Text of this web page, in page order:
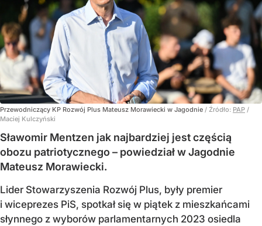
Przewodniczący KP Rozwój Plus Mateusz Morawiecki w Jagodnie / Źródło: PAP /
Maciej Kulczyński
Sławomir Mentzen jak najbardziej jest częścią
obozu patriotycznego – powiedział w Jagodnie
Mateusz Morawiecki.
Lider Stowarzyszenia Rozwój Plus, były premier
i wiceprezes PiS, spotkał się w piątek z mieszkańcami
słynnego z wyborów parlamentarnych 2023 osiedla